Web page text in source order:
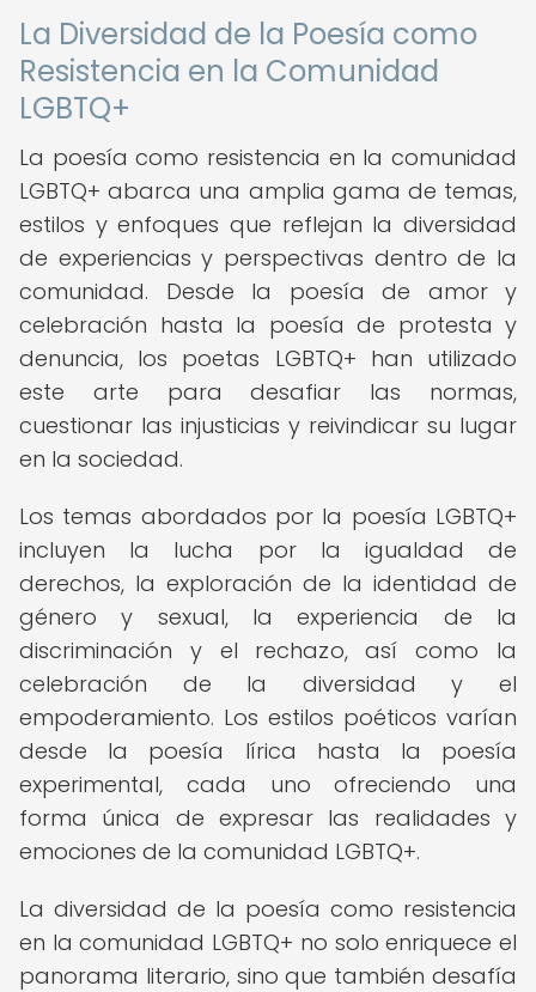
La Diversidad de la Poesía como
Resistencia en la Comunidad
LGBTQ+
La poesía como resistencia en la comunidad
LGBTQ+ abarca una amplia gama de temas,
estilos y enfoques que reflejan la diversidad
de experiencias y perspectivas dentro de la
comunidad. Desde la poesía de amor y
celebración hasta la poesía de protesta y
denuncia, los poetas LGBTQ+ han utilizado
este arte para desafiar las normas,
cuestionar las injusticias y reivindicar su lugar
en la sociedad.
Los temas abordados por la poesía LGBTQ+
incluyen la lucha por la igualdad de
derechos, la exploración de la identidad de
género y sexual, la experiencia de la
discriminación y el rechazo, así como la
celebración de la diversidad y el
empoderamiento. Los estilos poéticos varían
desde la poesía lírica hasta la poesía
experimental, cada uno ofreciendo una
forma única de expresar las realidades y
emociones de la comunidad LGBTQ+.
La diversidad de la poesía como resistencia
en la comunidad LGBTQ+ no solo enriquece el
panorama literario, sino que también desafía